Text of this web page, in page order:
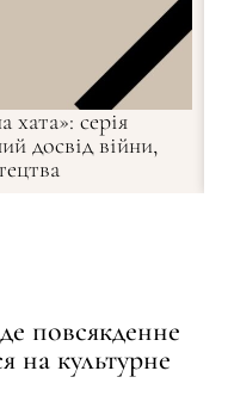
хата»: серія
досвід війни,
повсякденне
на культурне